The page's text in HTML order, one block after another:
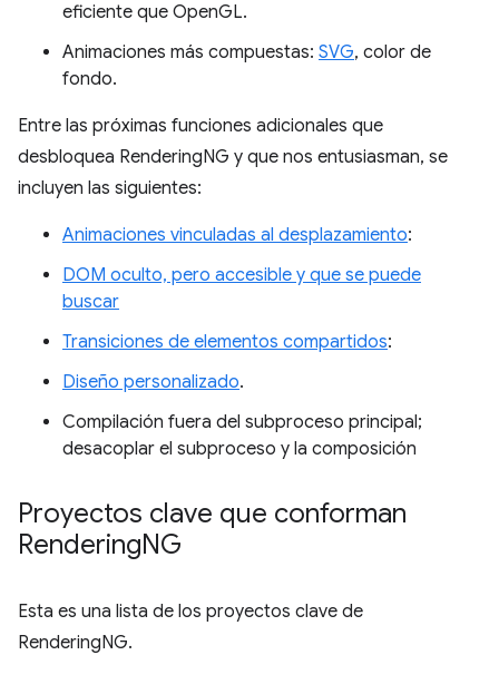
eficiente que OpenGL.
Animaciones más compuestas: SVG, color de
fondo.
Entre las próximas funciones adicionales que
desbloquea RenderingNG y que nos entusiasman, se
incluyen las siguientes:
Animaciones vinculadas al desplazamiento:
DOM oculto, pero accesible y que se puede
buscar
Transiciones de elementos compartidos:
Diseño personalizado.
Compilación fuera del subproceso principal;
desacoplar el subproceso y la composición
Proyectos clave que conforman
RenderingNG
Esta es una lista de los proyectos clave de
RenderingNG.